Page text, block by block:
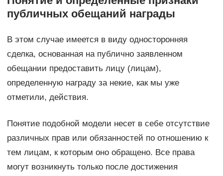
публичных обещаний награды
В этом случае имеется в виду односторонняя
сделка, основанная на публично заявленном
обещании предоставить лицу (лицам),
определенную награду за некие, как мы уже
отметили, действия.
Понятие подобной модели несет в себе отсутствие
различных прав или обязанностей по отношению к
тем лицам, к которым оно обращено. Все права
могут возникнуть только после достижения